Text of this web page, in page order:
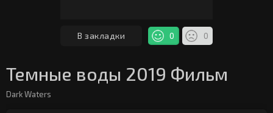
В закладки 0 0
Темные воды 2019 Фильм
Dark Waters